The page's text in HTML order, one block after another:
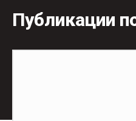
Публикации